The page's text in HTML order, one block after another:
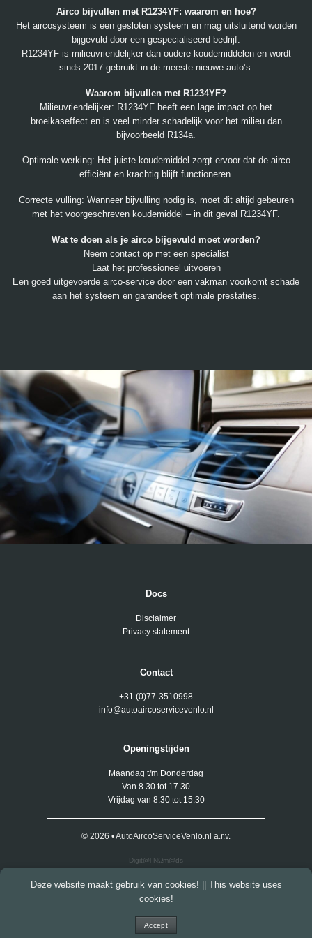
Airco bijvullen met R1234YF: waarom en hoe?
Het aircosysteem is een gesloten systeem en mag uitsluitend worden
bijgevuld door een gespecialiseerd bedrijf.
R1234YF is milieuvriendelijker dan oudere koudemiddelen en wordt
sinds 2017 gebruikt in de meeste nieuwe auto’s.
Waarom bijvullen met R1234YF?
Milieuvriendelijker: R1234YF heeft een lage impact op het
broeikaseffect en is veel minder schadelijk voor het milieu dan
bijvoorbeeld R134a.
Optimale werking: Het juiste koudemiddel zorgt ervoor dat de airco
efficiënt en krachtig blijft functioneren.
Correcte vulling: Wanneer bijvulling nodig is, moet dit altijd gebeuren
met het voorgeschreven koudemiddel – in dit geval R1234YF.
Wat te doen als je airco bijgevuld moet worden?
Neem contact op met een specialist
Laat het professioneel uitvoeren
Een goed uitgevoerde airco-service door een vakman voorkomt schade
aan het systeem en garandeert optimale prestaties.
Docs
Disclaimer
Privacy statement
Contact
+31 (0)77-3510998
info@autoaircoservicevenlo.nl
Openingstijden
Maandag t/m Donderdag
Van 8.30 tot 17.30
Vrijdag van 8.30 tot 15.30
© 2026 • AutoAircoServiceVenlo.nl a.r.v.
Digit@l NΩm@ds
Deze website maakt gebruik van cookies! || This website uses
cookies!
Accept